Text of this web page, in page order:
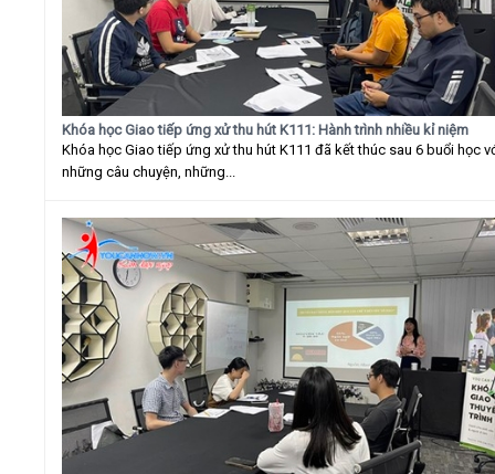
Khóa học Giao tiếp ứng xử thu hút K111: Hành trình nhiều kỉ niệm
Khóa học Giao tiếp ứng xử thu hút K111 đã kết thúc sau 6 buổi học
những câu chuyện, những...